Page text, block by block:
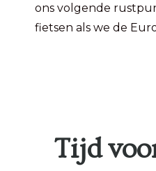
ons volgende
fietsen als we de
Tijd